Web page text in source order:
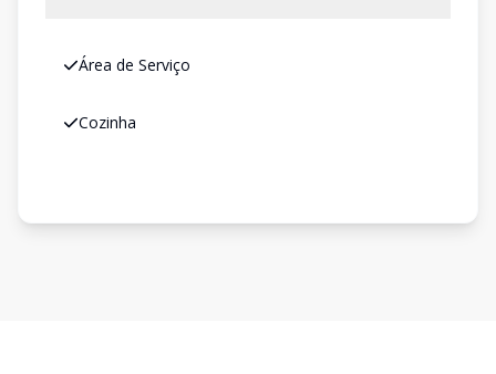
Área de Serviço
Cozinha